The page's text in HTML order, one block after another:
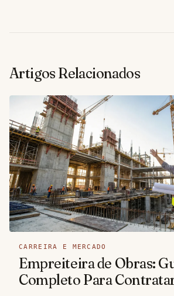
Artigos Relacionados
CARREIRA E MERCADO
Empreiteira de Obras:
Completo Para